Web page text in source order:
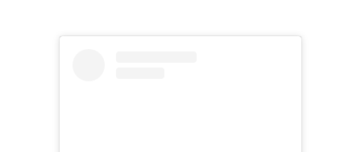
asociarnos, pedir ayuda y colaborar